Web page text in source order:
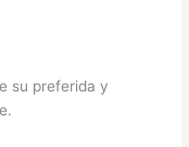
su preferida y